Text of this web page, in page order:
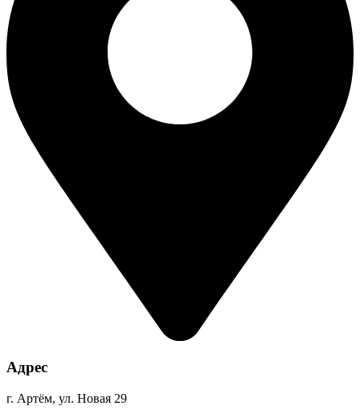
Адрес
г. Артём, ул. Новая 29